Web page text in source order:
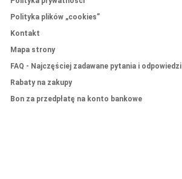
Polityka plików „cookies”
Kontakt
Mapa strony
FAQ - Najczęściej zadawane pytania i odpowiedzi
Rabaty na zakupy
Bon za przedpłatę na konto bankowe